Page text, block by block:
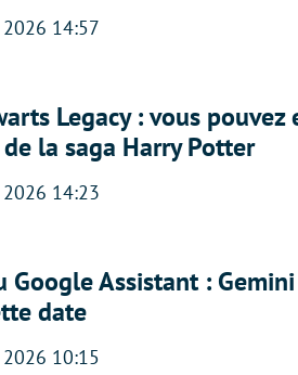
14:57
Legacy : vous
la saga Harry Potter
14:23
Google Assistant :
date
10:15